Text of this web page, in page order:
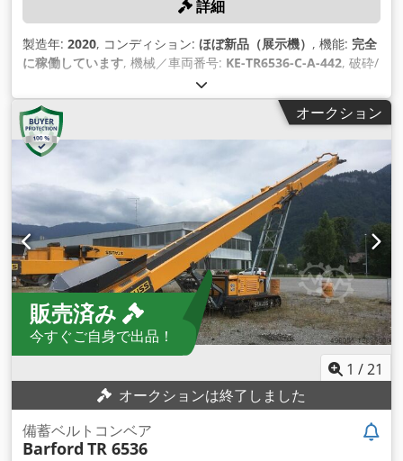
詳細
製造年: 2020, コンディション: ほぼ新品（展示機） , 機能: 完全
に稼働しています, 機械／車両番号: KE-TR6536-C-A-442, 破砕/
選別プラント経由の直接供給用の備蓄コンベヤ。 技術詳細 備
蓄能力：安息角37°で最大300 t/h。 かさ密度：1.7kg/dm³。 備
蓄能力（回転0°）： 2500 t Dodpfomv E Igex Afqjck 備蓄能力
（90°回転）： 8500 t 備蓄能力（180°回転）： 15000 t フィー
ドサイズ: 0 / 200mm コンベアベルト長: 18252 mm (AA) コン
ベアベルト幅： 900 mm 排出高さ： 最大8320 mm ゴムベル
ト：3層スムースコンベアベルトスクレーパー付き クローラー
長さ：2500mm プレート幅：400mm パーキンスディーゼルエ
ンジン：37kW 自重：約8000kg その他 - クローラーアンダーキ
ャリッジ用ケーブルリモートコントロール - 油圧式折りたたみ
式主軸台 - 中央給油ポイント
オークション
販売済み
今すぐご自身で出品！
1 /21
オークションは終了しました
備蓄ベルトコンベア
Barford TR 6536